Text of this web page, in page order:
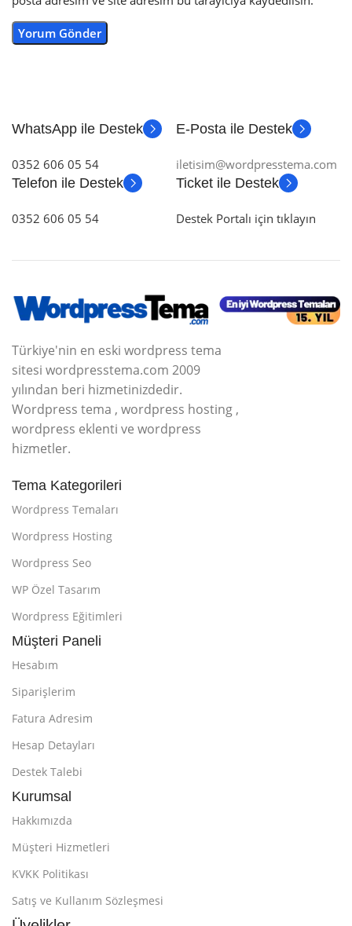
WhatsApp ile Destek
0352 606 05 54
E-Posta ile Destek
iletisim@wordpresstema.com
Telefon ile Destek
0352 606 05 54
Ticket ile Destek
Destek Portalı için tıklayın
Türkiye'nin en eski wordpress tema
sitesi wordpresstema.com 2009
yılından beri hizmetinizdedir.
Wordpress tema , wordpress hosting ,
wordpress eklenti ve wordpress
hizmetler.
Tema Kategorileri
Wordpress Temaları
Wordpress Hosting
Wordpress Seo
WP Özel Tasarım
Wordpress Eğitimleri
Müşteri Paneli
Hesabım
Siparişlerim
Fatura Adresim
Hesap Detayları
Destek Talebi
Kurumsal
Hakkımızda
Müşteri Hizmetleri
KVKK Politikası
Satış ve Kullanım Sözleşmesi